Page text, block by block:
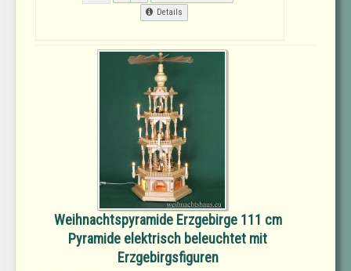
Details
Weihnachtspyramide Erzgebirge 111 cm
Pyramide elektrisch beleuchtet mit
Erzgebirgsfiguren